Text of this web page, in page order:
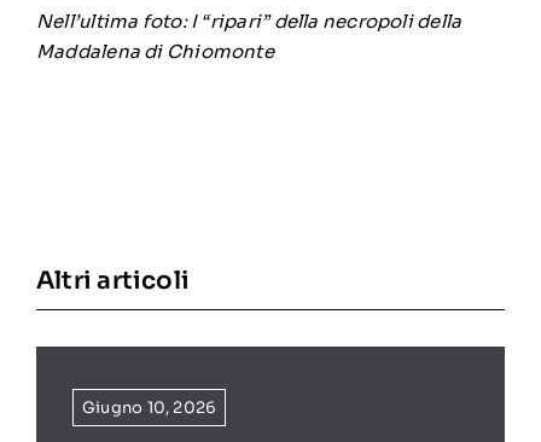
Nell’ultima foto: I “ripari” della necropoli della
Maddalena di Chiomonte
Altri articoli
Giugno 10, 2026